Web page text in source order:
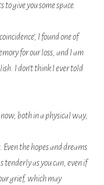
give you some space.
I found one of
for our loss, and I am
I don’t think I ever told
both in a physical way,
the hopes and dreams
as you can, even if
grief, which may